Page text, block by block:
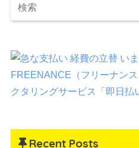
Recent Posts